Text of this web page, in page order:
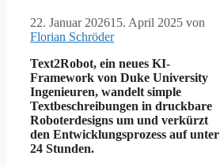
22. Januar 202615. April 2025 von
Florian Schröder
Text2Robot, ein neues KI-
Framework von Duke University
Ingenieuren, wandelt simple
Textbeschreibungen in druckbare
Roboterdesigns um und verkürzt
den Entwicklungsprozess auf unter
24 Stunden.